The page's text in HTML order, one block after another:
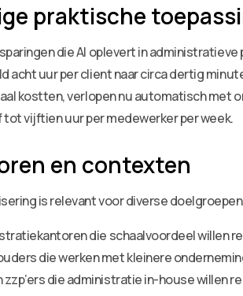
praktische
die AI oplevert in
acht uur per client naar circa dertig
kostten, verlopen nu automatisch met
tot vijftien uur per medewerker per week.
en contexten
is relevant voor diverse
die schaalvoordeel willen
die werken met kleinere
zzp’ers die administratie in-house willen